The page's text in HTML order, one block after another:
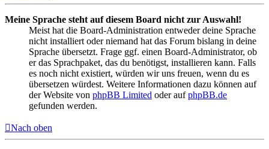
Meine Sprache steht auf diesem Board nicht zur Auswahl!
Meist hat die Board-Administration entweder deine Sprache
nicht installiert oder niemand hat das Forum bislang in deine
Sprache übersetzt. Frage ggf. einen Board-Administrator, ob
er das Sprachpaket, das du benötigst, installieren kann. Falls
es noch nicht existiert, würden wir uns freuen, wenn du es
übersetzen würdest. Weitere Informationen dazu können auf
der Website von phpBB Limited oder aufphpBB.de
gefunden werden.
Nach oben